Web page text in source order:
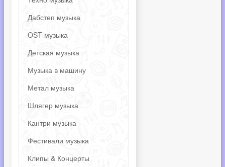
Дабстеп музыка
OST музыка
Детская музыка
Музыка в машину
Метал музыка
Шлягер музыка
Кантри музыка
Фестивали музыка
Клипы & Концерты